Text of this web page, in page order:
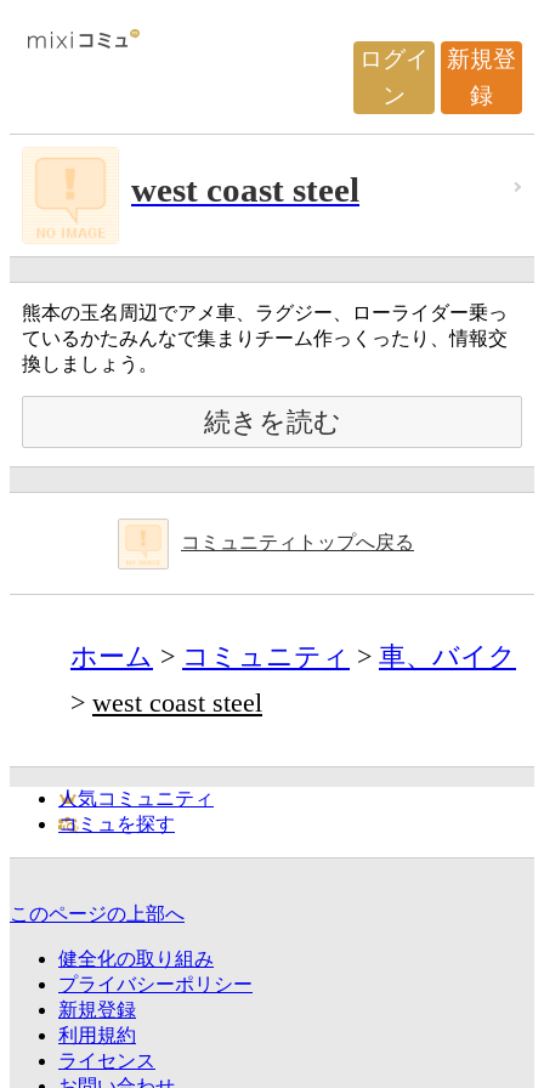
ログイ
ン
新規登
録
west coast steel
熊本の玉名周辺でアメ車、ラグジー、ローライダー乗っ
ているかたみんなで集まりチーム作っくったり、情報交
換しましょう。
続きを読む
コミュニティトップへ戻る
ホーム コミュニティ
車、バイク
west coast steel
人気コミュニティ
コミュを探す
このページの上部へ
健全化の取り組み
プライバシーポリシー
新規登録
利用規約
ライセンス